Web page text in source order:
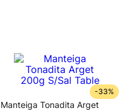
-33%
Manteiga Tonadita Arget